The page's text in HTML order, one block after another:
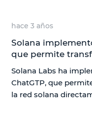
hace 3 años
Solana
que permite
Solana Labs ha
ChatGTP, que
la red solana